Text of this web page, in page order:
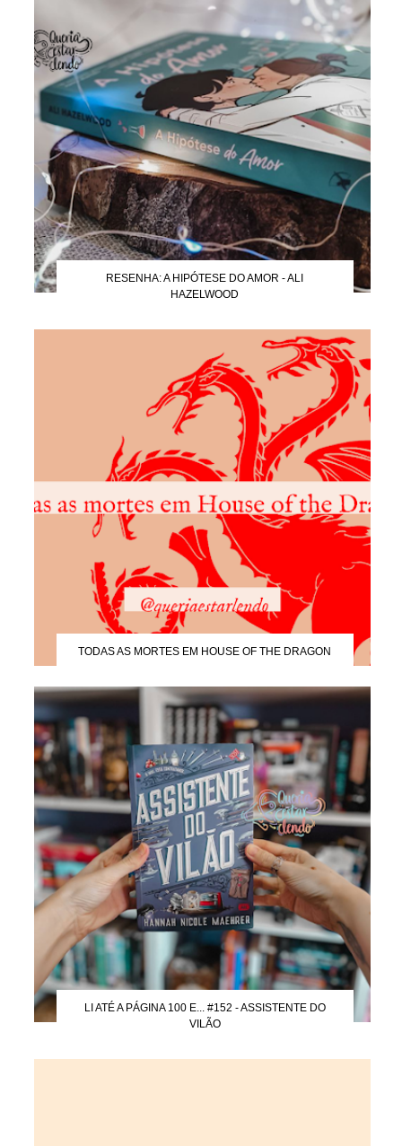
RESENHA: A HIPÓTESE DO AMOR - ALI
HAZELWOOD
TODAS AS MORTES EM HOUSE OF THE DRAGON
LI ATÉ A PÁGINA 100 E... #152 - ASSISTENTE DO
VILÃO